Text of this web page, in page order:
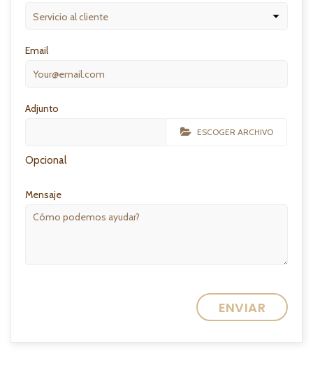
Email
Adjunto
ESCOGER ARCHIVO
Opcional
Mensaje